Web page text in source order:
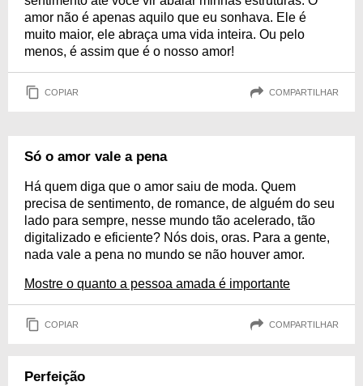
amor não é apenas aquilo que eu sonhava. Ele é
muito maior, ele abraça uma vida inteira. Ou pelo
menos, é assim que é o nosso amor!
COPIAR COMPARTILHAR
Só o amor vale a pena
Há quem diga que o amor saiu de moda. Quem
precisa de sentimento, de romance, de alguém do seu
lado para sempre, nesse mundo tão acelerado, tão
digitalizado e eficiente? Nós dois, oras. Para a gente,
nada vale a pena no mundo se não houver amor.
Mostre o quanto a pessoa amada é importante
COPIAR COMPARTILHAR
Perfeição